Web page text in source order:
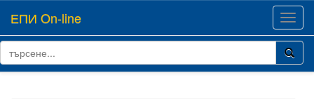
ЕПИ On-line